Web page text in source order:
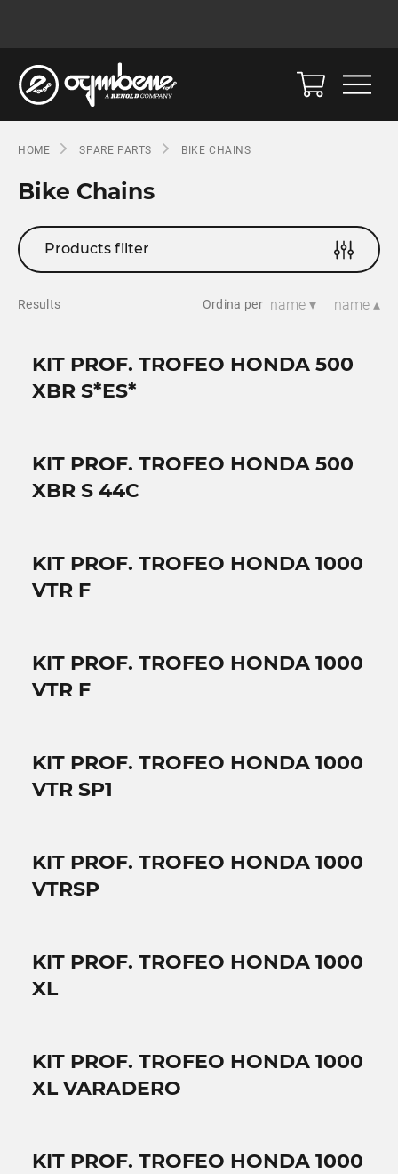
HOME SPARE PARTS BIKE CHAINS
Bike Chains
Products filter
Results Ordina per name ▾ name ▴
KIT PROF. TROFEO HONDA 500
XBR S*ES*
KIT PROF. TROFEO HONDA 500
XBR S 44C
KIT PROF. TROFEO HONDA 1000
VTR F
KIT PROF. TROFEO HONDA 1000
VTR F
KIT PROF. TROFEO HONDA 1000
VTR SP1
KIT PROF. TROFEO HONDA 1000
VTRSP
KIT PROF. TROFEO HONDA 1000
XL
KIT PROF. TROFEO HONDA 1000
XL VARADERO
KIT PROF. TROFEO HONDA 1000